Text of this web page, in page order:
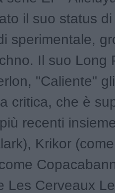
il suo status
sperimentale,
Il suo Long
"Caliente"
critica, che è
recenti
Krikor
Les Cerveaux